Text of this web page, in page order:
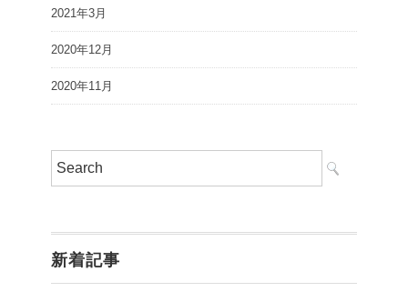
2021年3月
2020年12月
2020年11月
新着記事